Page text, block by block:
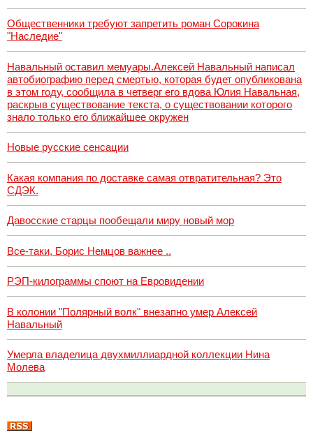
Общественники требуют запретить роман Сорокина
"Наследие"
Навальный оставил мемуары.Алексей Навальный написал
автобиографию перед смертью, которая будет опубликована
в этом году, сообщила в четверг его вдова Юлия Навальная,
раскрыв существование текста, о существовании которого
знало только его ближайшее окружен
Новые русские сенсации
Какая компания по доставке самая отвратительная? Это
СДЭК.
Давосские старцы пообещали миру новый мор
Все-таки, Борис Немцов важнее ..
РЭП-килограммы споют на Евровидении
В колонии "Полярный волк" внезапно умер Алексей
Навальный
Умерла владелица двухмиллиардной коллекции Нина
Молева